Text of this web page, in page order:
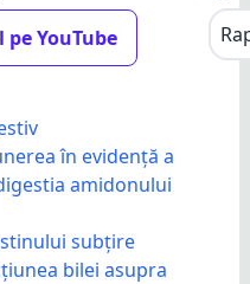
YouTube
în evidență a
amidonului
subțire
bilei asupra